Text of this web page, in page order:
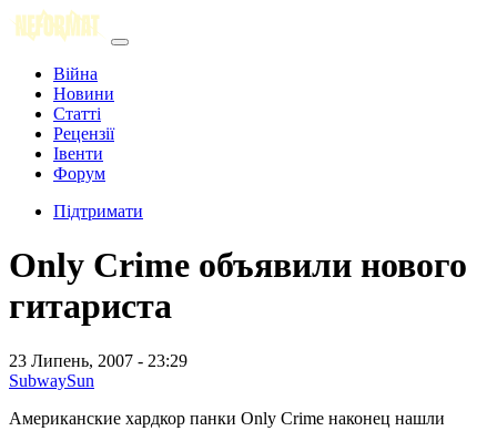
Війна
Новини
Статті
Рецензії
Івенти
Форум
Підтримати
Only Crime объявили нового
гитариста
23 Липень, 2007 - 23:29
SubwaySun
Американские хардкор панки Only Crime наконец нашли